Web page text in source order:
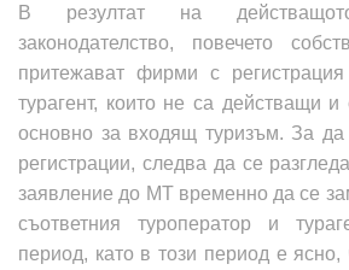
В резултат на
законодателство, повечето
притежават фирми с
турагент, които не са действащи
основно за входящ туризъм. За да
регистрации, следва да се
заявление до МТ временно да се
съответния туроператор и
период, като в този период е